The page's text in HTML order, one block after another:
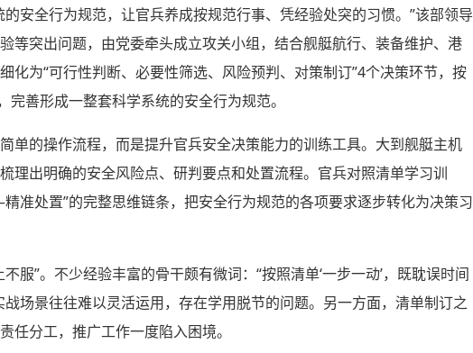
安全行为规范，让官兵养成按规范行事、凭经验处突的习惯。”该部领导
等突出问题，由党委牵头成立攻关小组，结合舰艇航行、装备维护、港
化为“可行性判断、必要性筛选、风险预判、对策制订”4个决策环节，按
善形成一整套科学系统的安全行为规范。
单的操作流程，而是提升官兵安全决策能力的训练工具。大到舰艇主机
理出明确的安全风险点、研判要点和处置流程。官兵对照清单学习训
处置”的完整思维链条，把安全行为规范的各项要求逐步转化为决策习
服”。不少经验丰富的骨干颇有微词：“按照清单‘一步一动’，既耽误时间
场景往往难以灵活运用，存在学用脱节的问题。另一方面，清单制订之
任分工，推广工作一度陷入困境。